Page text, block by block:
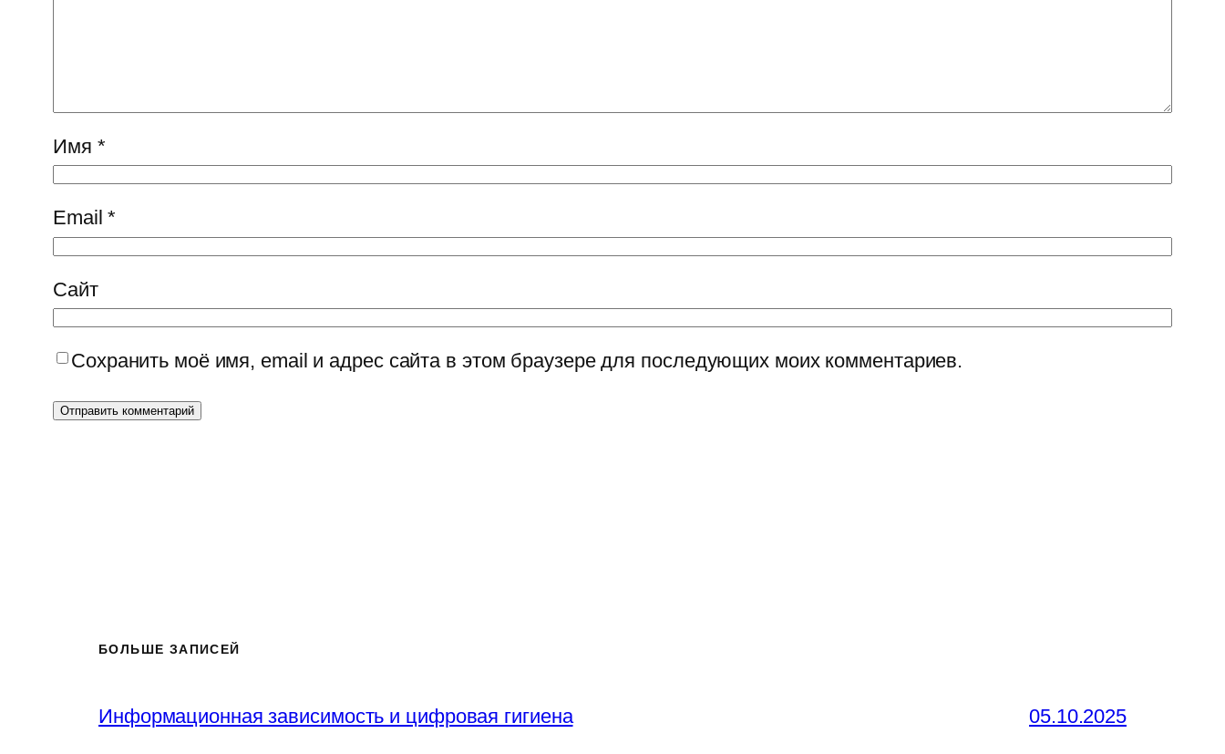
Имя *
Email*
Сайт
Сохранить моё имя, email и адрес сайта в этом браузере для последующих моих комментариев.
БОЛЬШЕ ЗАПИСЕЙ
Информационная зависимость и цифровая гигиена 05.10.2025